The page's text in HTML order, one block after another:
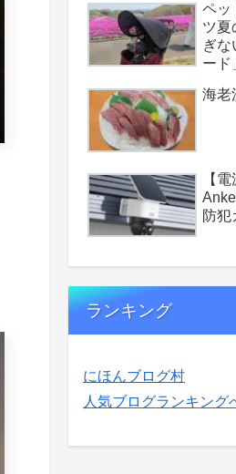
ペッ
ツ夏
ぎな
ード
海
【
防犯
ランキング
にほんブログ村
人気ブログランキング